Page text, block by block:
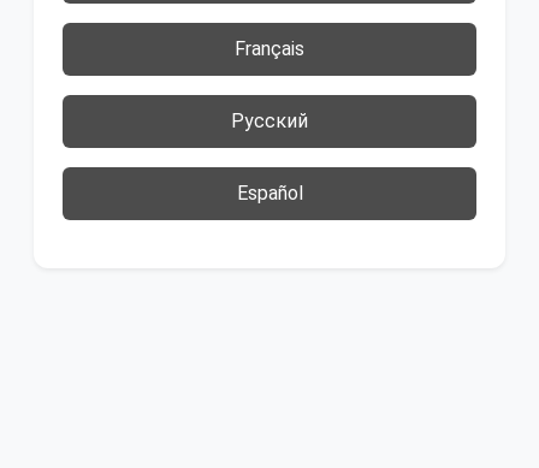
Français
Русский
Español